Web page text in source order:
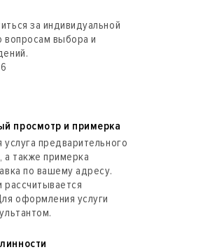
за индивидуальной
вопросам выбора и
просмотр и примерка
услуга предварительного
а также примерка
по вашему адресу.
рассчитывается
оформления услуги